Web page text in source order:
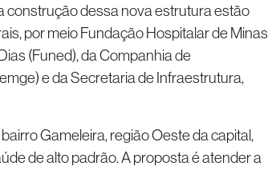
construção dessa nova estrutura estão
por meio Fundação Hospitalar de Minas
(Funed), da Companhia de
e da Secretaria de Infraestrutura,
Gameleira, região Oeste da capital,
de alto padrão. A proposta é atender a